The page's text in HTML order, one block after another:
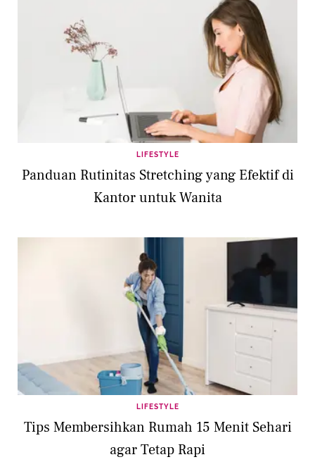
LIFESTYLE
Panduan Rutinitas Stretching yang Efektif di
Kantor untuk Wanita
LIFESTYLE
Tips Membersihkan Rumah 15 Menit Sehari
agar Tetap Rapi